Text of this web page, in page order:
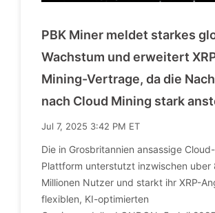
PBK Miner meldet starkes
Wachstum und erweitert
Mining-Vertrage, da die
nach Cloud Mining stark
Jul 7, 2025 3:42 PM ET
Die in Grosbritannien ansassige
Plattform unterstutzt inzwischen uber
Millionen Nutzer und starkt ihr XRP-
flexiblen, KI-optimierten